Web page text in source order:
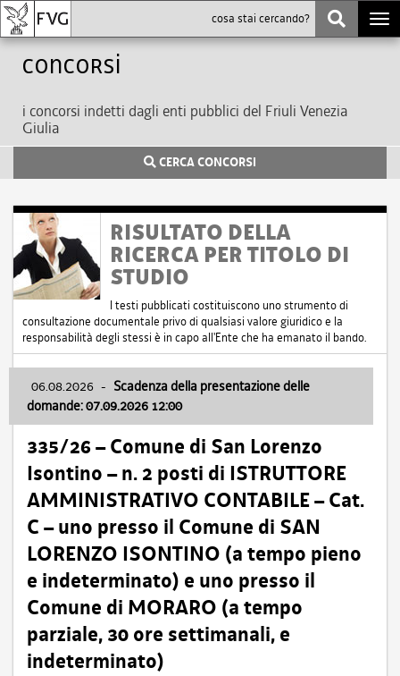
Concorsi
i concorsi indetti dagli enti pubblici del Friuli Venezia
Giulia
CERCA CONCORSI
RISULTATO DELLA
RICERCA PER TITOLO DI
STUDIO
I testi pubblicati costituiscono uno strumento di
consultazione documentale privo di qualsiasi valore giuridico e la
responsabilità degli stessi è in capo all'Ente che ha emanato il bando.
06.08.2026 - Scadenza della presentazione delle
domande: 07.09.2026 12:00
335/26 – Comune di San Lorenzo
Isontino – n. 2 posti di ISTRUTTORE
AMMINISTRATIVO CONTABILE – Cat.
C – uno presso il Comune di SAN
LORENZO ISONTINO (a tempo pieno
e indeterminato) e uno presso il
Comune di MORARO (a tempo
parziale, 30 ore settimanali, e
indeterminato)